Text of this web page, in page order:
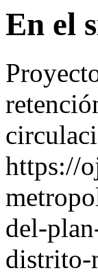
En el
https://
del-
distrito-